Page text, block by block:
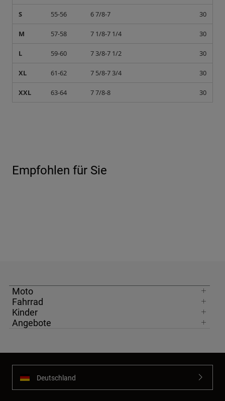
S 55-56 6 7/8-7 30
M 57-58 7 1/8-7 1/4 30
L 59-60 7 3/8-7 1/2 30
XL 61-62 7 5/8-7 3/4 30
XXL 63-64 7 7/8-8 30
Empfohlen für Sie
Moto
Fahrrad
Kinder
Angebote
Deutschland